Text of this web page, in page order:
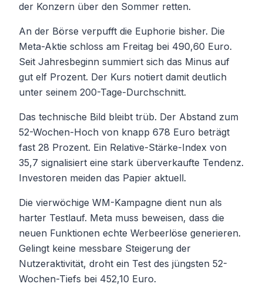
der Konzern über den Sommer retten.
An der Börse verpufft die Euphorie bisher. Die
Meta-Aktie schloss am Freitag bei 490,60 Euro.
Seit Jahresbeginn summiert sich das Minus auf
gut elf Prozent. Der Kurs notiert damit deutlich
unter seinem 200-Tage-Durchschnitt.
Das technische Bild bleibt trüb. Der Abstand zum
52-Wochen-Hoch von knapp 678 Euro beträgt
fast 28 Prozent. Ein Relative-Stärke-Index von
35,7 signalisiert eine stark überverkaufte Tendenz.
Investoren meiden das Papier aktuell.
Die vierwöchige WM-Kampagne dient nun als
harter Testlauf. Meta muss beweisen, dass die
neuen Funktionen echte Werbeerlöse generieren.
Gelingt keine messbare Steigerung der
Nutzeraktivität, droht ein Test des jüngsten 52-
Wochen-Tiefs bei 452,10 Euro.